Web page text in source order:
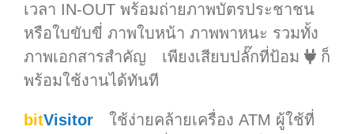
เวลา IN-OUT พร้อมถ่ายภาพบัตรประชาชน
หรือใบขับขี่ ภาพใบหน้า ภาพพาหนะ รวมทั้ง
ภาพเอกสารสำคัญ เพียงเสียบปลั๊กที่ป้อม
ก็
พร้อมใช้งานได้ทันที
bitVisitorใช้ง่ายคล้ายเครื่อง ATM ผู้ใช้ที่